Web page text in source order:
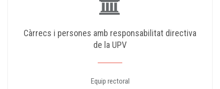
Càrrecs i persones amb responsabilitat directiva
de la UPV
Equip rectoral